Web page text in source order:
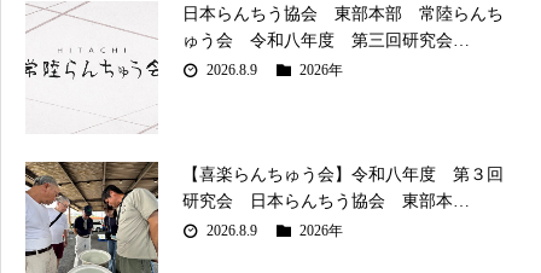
日本らんちう協会 東部本部 常陸らんち
ゅう会 令和八年度 第三回研究会…
2026.8.9 2026年
【喜楽らんちゅう会】令和八年度 第３回
研究会 日本らんちう協会 東部本…
2026.8.9 2026年